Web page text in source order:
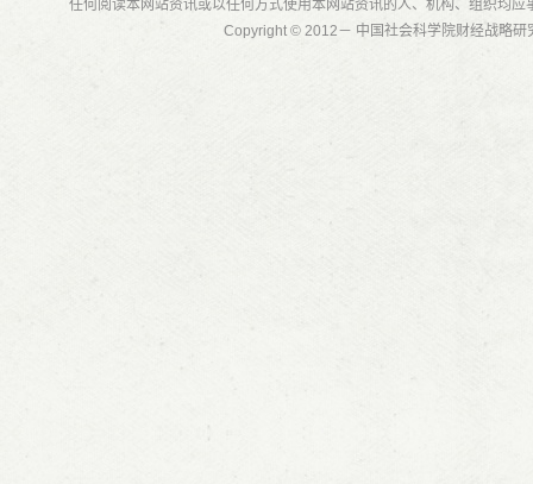
任何阅读本网站资讯或以任何方式使用本网站资讯的人、机构、组织均应
Copyright © 2012－ 中国社会科学院财经战略